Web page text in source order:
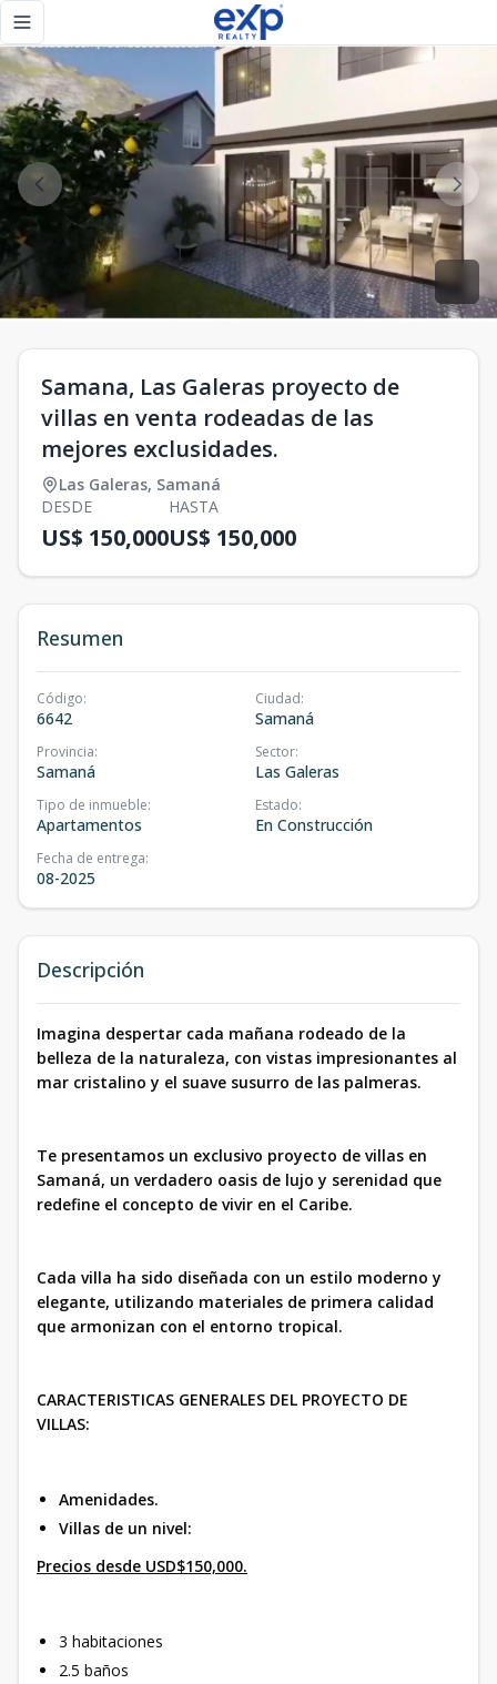
Toggle navigation menu
Samana, Las Galeras proyecto de
villas en venta rodeadas de las
mejores exclusidades.
Las Galeras, Samaná
DESDE
US$ 150,000
HASTA
US$ 150,000
Resumen
Código:
6642
Ciudad:
Samaná
Provincia:
Samaná
Sector:
Las Galeras
Tipo de inmueble:
Apartamentos
Estado:
En Construcción
Fecha de entrega:
08-2025
Descripción
Imagina despertar cada mañana rodeado de la
belleza de la naturaleza, con vistas impresionantes al
mar cristalino y el suave susurro de las palmeras.
Te presentamos un exclusivo proyecto de villas en
Samaná, un verdadero oasis de lujo y serenidad que
redefine el concepto de vivir en el Caribe.
Cada villa ha sido diseñada con un estilo moderno y
elegante, utilizando materiales de primera calidad
que armonizan con el entorno tropical.
CARACTERISTICAS GENERALES DEL PROYECTO DE
VILLAS:
Amenidades.
Villas de un nivel:
Precios desde USD$150,000.
3 habitaciones
2.5 baños
Samana, Las Galeras proyecto de villas en venta rodeadas